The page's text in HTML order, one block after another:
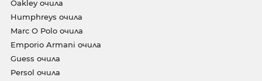
Oakley очила
Humphreys очила
Marc O Polo очила
Emporio Armani очила
Guess очила
Persol очила